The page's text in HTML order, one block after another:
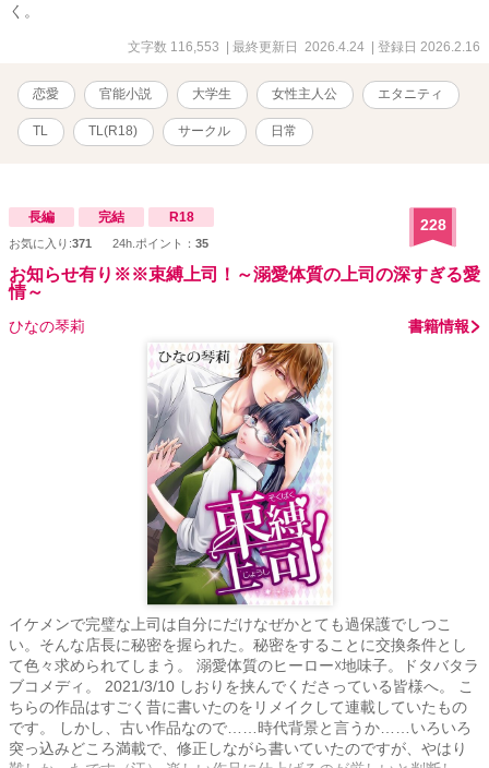
く。
文字数 116,553 | 最終更新日 2026.4.24 | 登録日 2026.2.16
恋愛 官能小説 大学生 女性主人公 エタニティ
TL TL(R18) サークル 日常
長編 完結 R18
お気に入り:371 24h.ポイント： 35
228
お知らせ有り※※束縛上司！～溺愛体質の上司の深すぎる愛
情～
ひなの琴莉 書籍情報
イケメンで完璧な上司は自分にだけなぜかとても過保護でしつこ
い。そんな店長に秘密を握られた。秘密をすることに交換条件とし
て色々求められてしまう。 溺愛体質のヒーロー☓地味子。ドタバタラ
ブコメディ。 2021/3/10 しおりを挟んでくださっている皆様へ。 こ
ちらの作品はすごく昔に書いたのをリメイクして連載していたもの
です。 しかし、古い作品なので……時代背景と言うか……いろいろ
突っ込みどころ満載で、修正しながら書いていたのですが、やはり